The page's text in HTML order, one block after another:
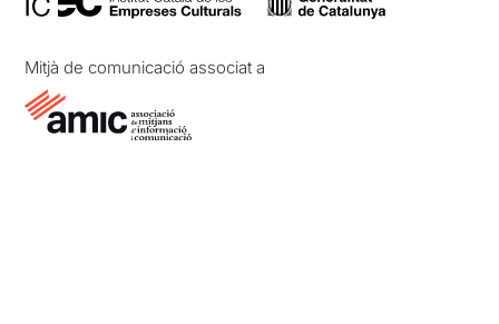
Mitjà de comunicació associat a